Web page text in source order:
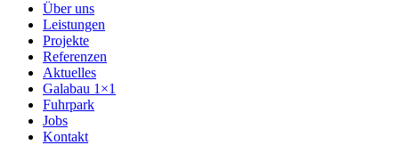
Über uns
Leistungen
Projekte
Referenzen
Aktuelles
Galabau 1×1
Fuhrpark
Jobs
Kontakt